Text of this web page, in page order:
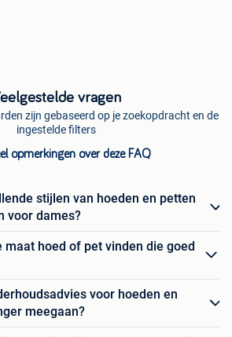
vragen
zijn gebaseerd op je zoekopdracht en de
ingestelde filters
opmerkingen over deze FAQ
stijlen van hoeden en petten
voor dames?
maat hoed of pet vinden die goed
voor hoeden en
meegaan?